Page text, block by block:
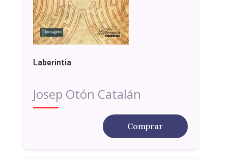
Laberintia
Josep Otón Catalán
Comprar